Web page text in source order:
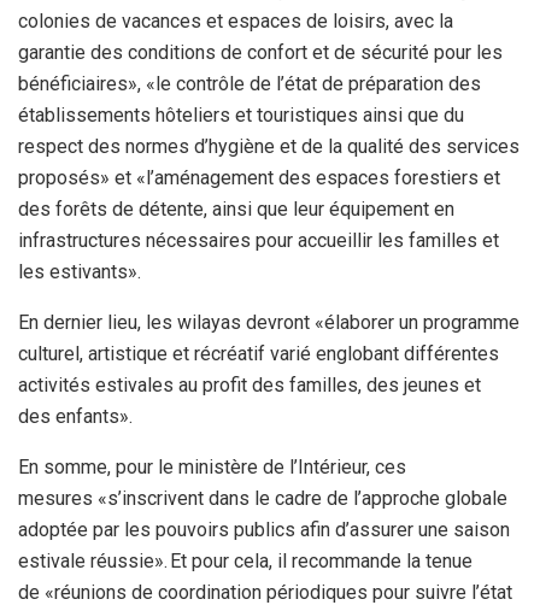
colonies de vacances et espaces de loisirs, avec la
garantie des conditions de confort et de sécurité pour les
bénéficiaires», «le contrôle de l’état de préparation des
établissements hôteliers et touristiques ainsi que du
respect des normes d’hygiène et de la qualité des services
proposés» et «l’aménagement des espaces forestiers et
des forêts de détente, ainsi que leur équipement en
infrastructures nécessaires pour accueillir les familles et
les estivants».
En dernier lieu, les wilayas devront «élaborer un programme
culturel, artistique et récréatif varié englobant différentes
activités estivales au profit des familles, des jeunes et
des enfants».
En somme, pour le ministère de l’Intérieur, ces
mesures «s’inscrivent dans le cadre de l’approche globale
adoptée par les pouvoirs publics afin d’assurer une saison
estivale réussie». Et pour cela, il recommande la tenue
de «réunions de coordination périodiques pour suivre l’état